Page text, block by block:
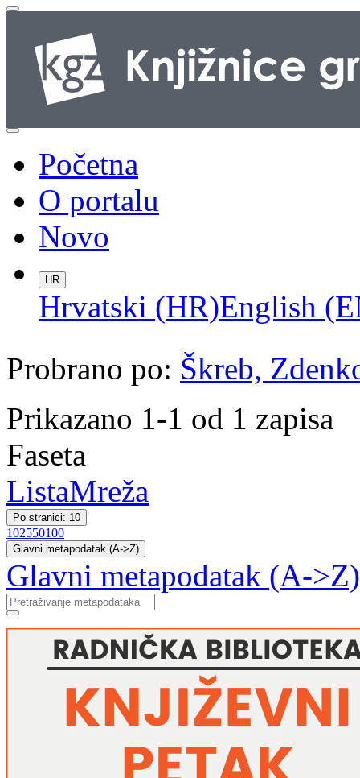
Početna
O portalu
Novo
HR
Hrvatski (HR)English
Probrano po: Škreb,
Prikazano 1-1 od 1 zapisa
Faseta
ListaMreža
Po stranici: 10
102550100
Glavni metapodatak (A->Z)
Glavni metapodatak (A->Z)